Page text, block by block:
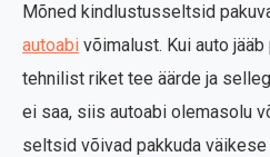
Mõned kindlustusseltsid
autoabi võimalust. Kui auto
tehnilist riket tee äärde ja
ei saa, siis autoabi olemasolu
seltsid võivad pakkuda